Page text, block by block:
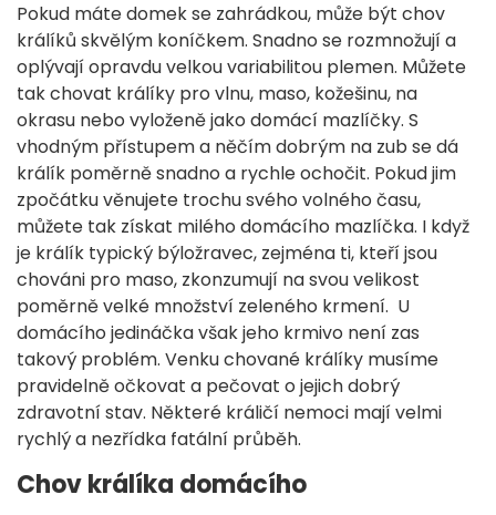
Pokud máte domek se zahrádkou, může být chov
králíků skvělým koníčkem. Snadno se rozmnožují a
oplývají opravdu velkou variabilitou plemen. Můžete
tak chovat králíky pro vlnu, maso, kožešinu, na
okrasu nebo vyloženě jako domácí mazlíčky. S
vhodným přístupem a něčím dobrým na zub se dá
králík poměrně snadno a rychle ochočit. Pokud jim
zpočátku věnujete trochu svého volného času,
můžete tak získat milého domácího mazlíčka. I když
je králík typický býložravec, zejména ti, kteří jsou
chováni pro maso, zkonzumují na svou velikost
poměrně velké množství zeleného krmení. U
domácího jedináčka však jeho krmivo není zas
takový problém. Venku chované králíky musíme
pravidelně očkovat a pečovat o jejich dobrý
zdravotní stav. Některé králičí nemoci mají velmi
rychlý a nezřídka fatální průběh.
Chov králíka domácího